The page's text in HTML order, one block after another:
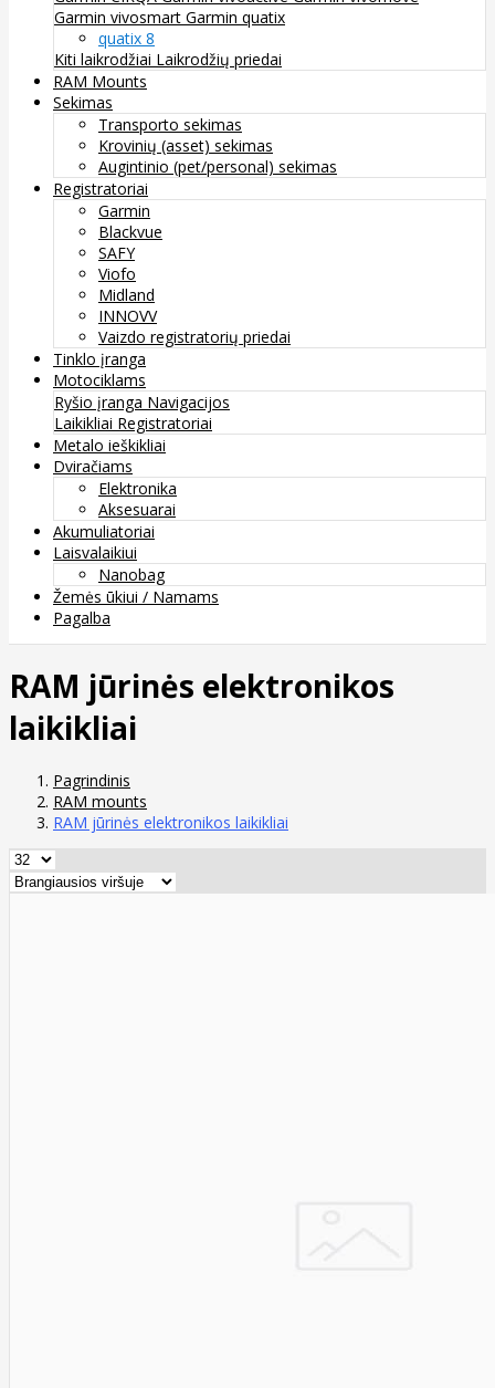
Garmin vivosmart Garmin quatix
quatix 8
Kiti laikrodžiai Laikrodžių priedai
RAM Mounts
Sekimas
Transporto sekimas
Krovinių (asset) sekimas
Augintinio (pet/personal) sekimas
Registratoriai
Garmin
Blackvue
SAFY
Viofo
Midland
INNOVV
Vaizdo registratorių priedai
Tinklo įranga
Motociklams
Ryšio įranga Navigacijos
Laikikliai Registratoriai
Metalo ieškikliai
Dviračiams
Elektronika
Aksesuarai
Akumuliatoriai
Laisvalaikiui
Nanobag
Žemės ūkiui / Namams
Pagalba
RAM jūrinės elektronikos
laikikliai
Pagrindinis
RAM mounts
RAM jūrinės elektronikos laikikliai